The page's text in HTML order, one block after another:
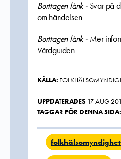
Borttagen länk - Svar på
om händelsen
Borttagen länk - Mer
Vårdguiden
KÄLLA:
UPPDATERADES 17 AUG
TAGGAR FÖR DENNA SIDA: